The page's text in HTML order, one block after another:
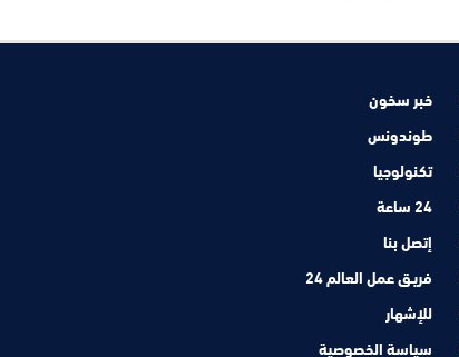
خبر سخون
طوندونس
تكنولوجيا
24 ساعة
إتصل بنا
فريـق عمل العالم 24
للإشهار
سياسة الخصوصية